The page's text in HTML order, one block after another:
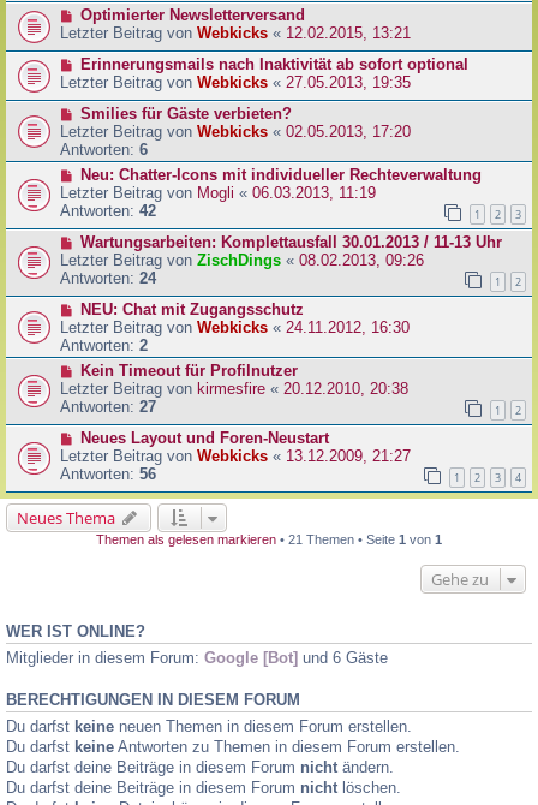
Optimierter Newsletterversand
Letzter Beitrag von Webkicks « 12.02.2015, 13:21
Erinnerungsmails nach Inaktivität ab sofort optional
Letzter Beitrag von Webkicks « 27.05.2013, 19:35
Smilies für Gäste verbieten?
Letzter Beitrag von Webkicks « 02.05.2013, 17:20
Antworten: 6
Neu: Chatter-Icons mit individueller Rechteverwaltung
Letzter Beitrag von Mogli « 06.03.2013, 11:19
Antworten: 42 1 2 3
Wartungsarbeiten: Komplettausfall 30.01.2013 / 11-13 Uhr
Letzter Beitrag von ZischDings « 08.02.2013, 09:26
Antworten: 24 1 2
NEU: Chat mit Zugangsschutz
Letzter Beitrag von Webkicks « 24.11.2012, 16:30
Antworten: 2
Kein Timeout für Profilnutzer
Letzter Beitrag von kirmesfire « 20.12.2010, 20:38
Antworten: 27 1 2
Neues Layout und Foren-Neustart
Letzter Beitrag von Webkicks « 13.12.2009, 21:27
Antworten: 56 1 2 3 4
Neues Thema
Themen als gelesen markieren • 21 Themen • Seite 1 von 1
Gehe zu
WER IST ONLINE?
Mitglieder in diesem Forum: Google [Bot] und 6 Gäste
BERECHTIGUNGEN IN DIESEM FORUM
Du darfst keine neuen Themen in diesem Forum erstellen.
Du darfst keine Antworten zu Themen in diesem Forum erstellen.
Du darfst deine Beiträge in diesem Forum nicht ändern.
Du darfst deine Beiträge in diesem Forum nicht löschen.